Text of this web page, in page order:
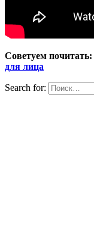
Советуем почитать:
для лица
Search for: